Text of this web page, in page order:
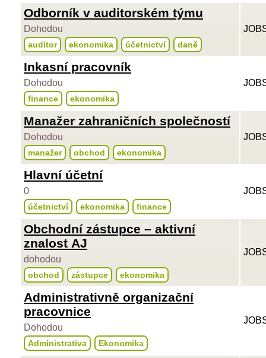
Odborník v auditorském týmu
Dohodou
auditor ekonomika účetnictví daně
Inkasní pracovník
Dohodou
finance ekonomika
Manažer zahraničních společností
Dohodou
manažer obchod ekonomika
Hlavní účetní
0
účetnictví ekonomika finance
Obchodní zástupce – aktivní
znalost AJ
dohodou
obchod zástupce ekonomika
Administrativně organizační
pracovnice
Dohodou
Administrativa Ekonomika